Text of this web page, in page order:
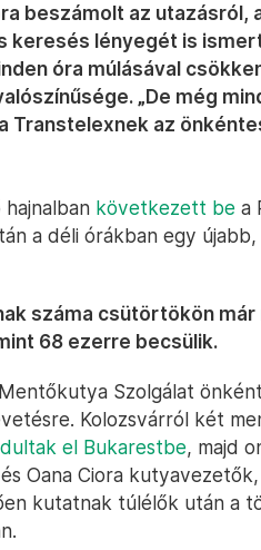
beszámolt az utazásról,
keresés lényegét is
óra múlásával
„De még
Transtelexnek az
következett be a
a déli órákban egy
száma csütörtökön már
68 ezerre becsülik.
Szolgálat
Kolozsvárról két
el Bukarestbe, majd
Oana Ciora
kutatnak túlélők után a